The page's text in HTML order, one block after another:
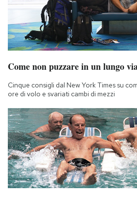
Come non puzzare in un lungo
Cinque consigli dal New York Times su
ore di volo e svariati cambi di mezzi